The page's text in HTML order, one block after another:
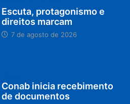
Escuta, protagonismo e
direitos marcam
7 de agosto de 2026
Conab inicia recebimento
de documentos